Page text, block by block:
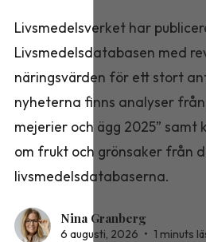
Livsmedelsverket har
Livsmedelsdatabasen med
näringsvärden för ett stort
nyheterna finns analyser
mejerier och ägg 2025”
om frukt och grönsaker från
livsmedelsdatabaserna.
Nina Granberg
6 augusti, 2026 • 1 minuts